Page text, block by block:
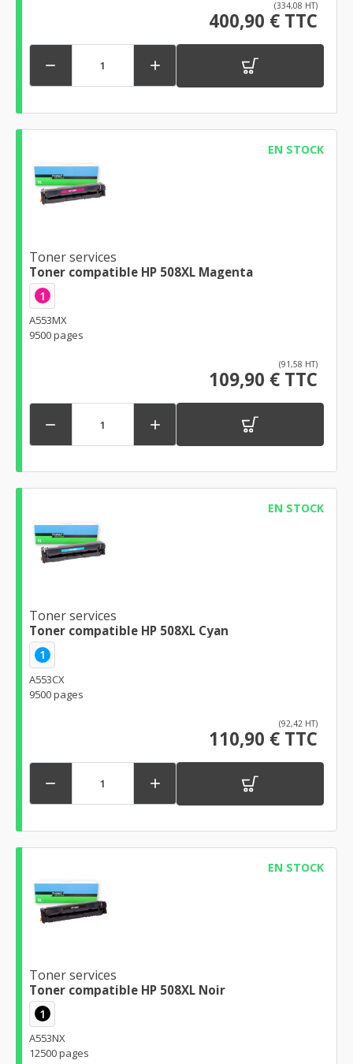
(334,08 HT)
400,90 € TTC
 
EN STOCK
Toner services
Toner compatible HP 508XL Magenta
1
A553MX
9500 pages
(91,58 HT)
109,90 € TTC
 
EN STOCK
Toner services
Toner compatible HP 508XL Cyan
1
A553CX
9500 pages
(92,42 HT)
110,90 € TTC
 
EN STOCK
Toner services
Toner compatible HP 508XL Noir
1
A553NX
12500 pages